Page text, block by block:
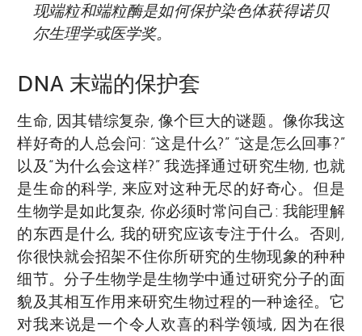
现端粒和端粒酶是如何保护染色体获得诺贝
尔生理学或医学奖。
DNA 末端的保护套
生命, 因其错综复杂, 像个巨大的谜题。像你我这
样好奇的人总会问: “这是什么?” “这是怎么回事?”
以及“为什么会这样?” 我选择通过研究生物, 也就
是生命的科学, 来应对这种无尽的好奇心。但是
生物学是如此复杂, 你必须时常问自己: 我能理解
的东西是什么, 我的研究应该专注于什么。否则,
你很快就会招架不住你所研究的生物现象的种种
细节。分子生物学是生物学中通过研究分子的面
貌及其相互作用来研究生物过程的一种途径。它
对我来说是一个令人欢喜的科学领域, 因为在很